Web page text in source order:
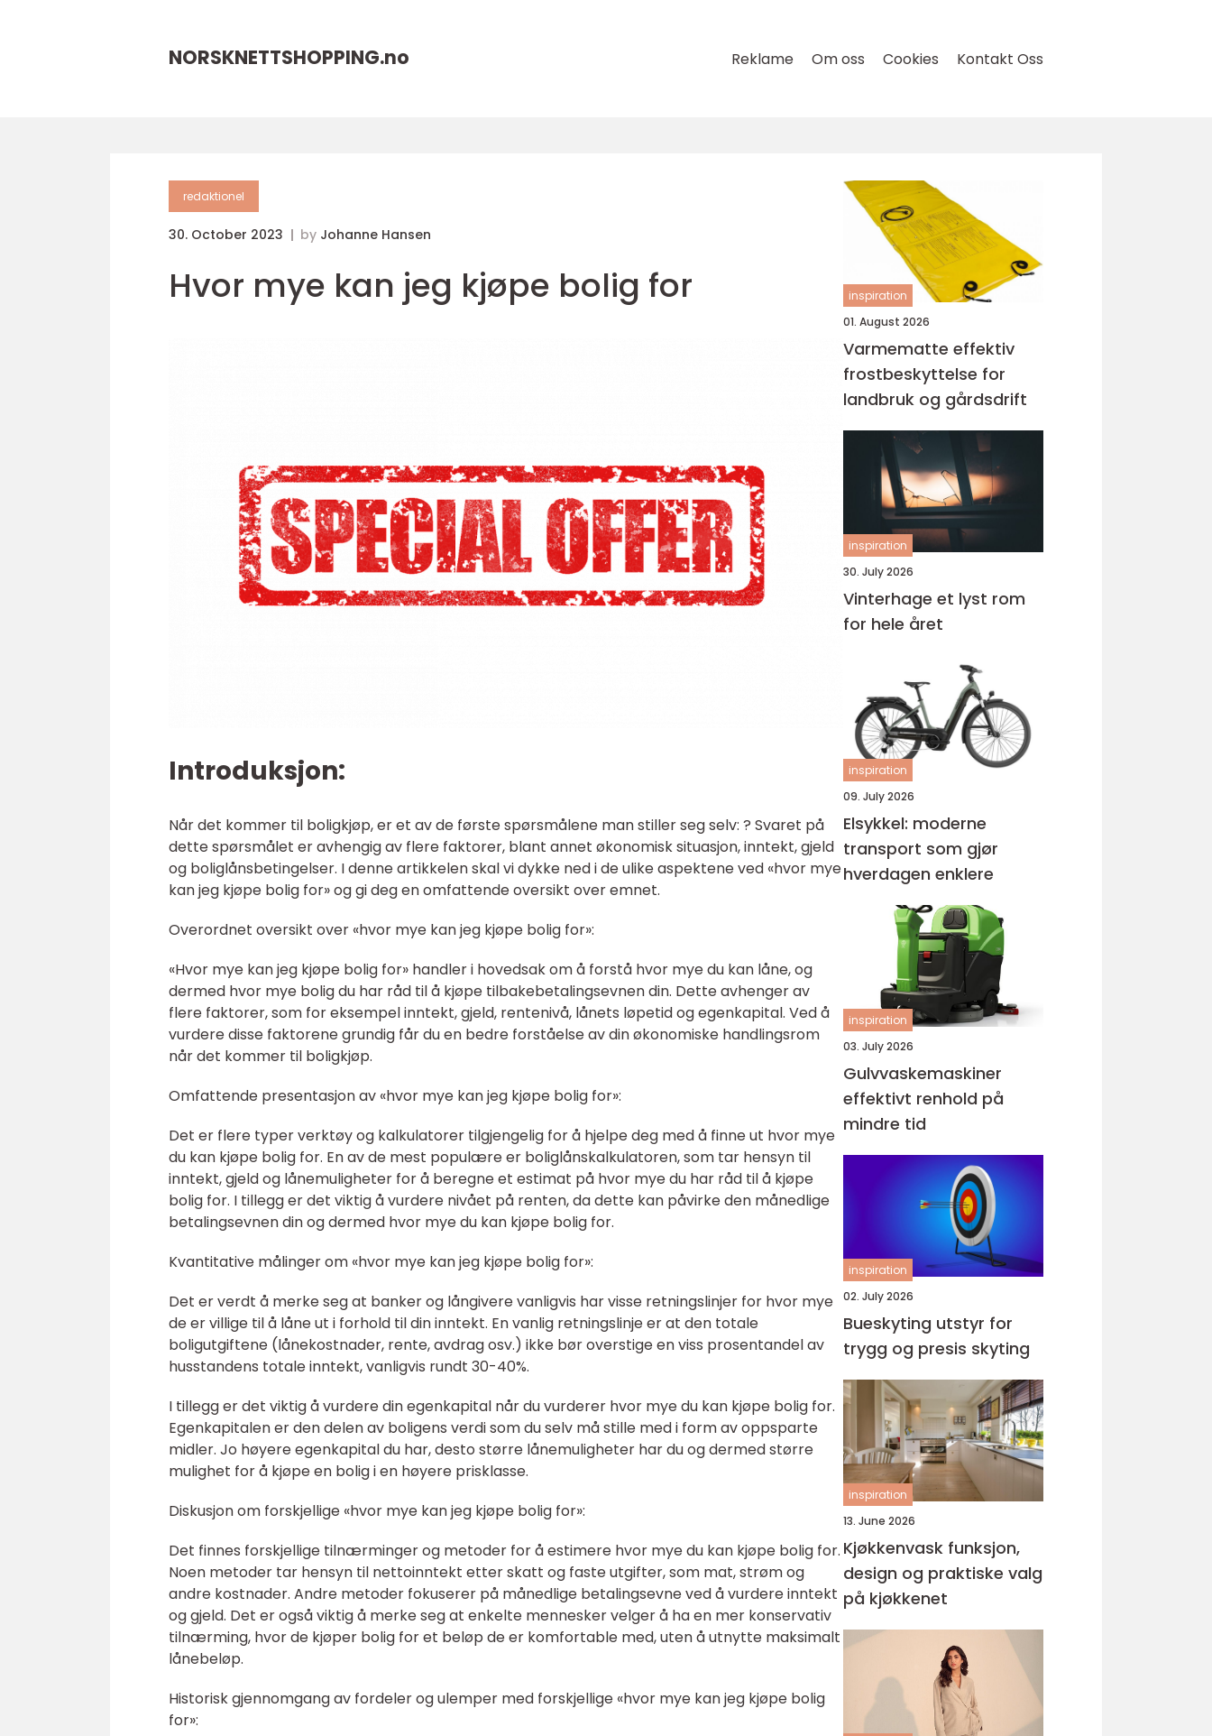
NORSKNETTSHOPPING.no Reklame Om oss Cookies Kontakt Oss
redaktionel
30. October 2023 by Johanne Hansen
Hvor mye kan jeg kjøpe bolig for
Introduksjon:
Når det kommer til boligkjøp, er et av de første spørsmålene man stiller seg selv: ? Svaret på
dette spørsmålet er avhengig av flere faktorer, blant annet økonomisk situasjon, inntekt, gjeld
og boliglånsbetingelser. I denne artikkelen skal vi dykke ned i de ulike aspektene ved «hvor mye
kan jeg kjøpe bolig for» og gi deg en omfattende oversikt over emnet.
Overordnet oversikt over «hvor mye kan jeg kjøpe bolig for»:
«Hvor mye kan jeg kjøpe bolig for» handler i hovedsak om å forstå hvor mye du kan låne, og
dermed hvor mye bolig du har råd til å kjøpe tilbakebetalingsevnen din. Dette avhenger av
flere faktorer, som for eksempel inntekt, gjeld, rentenivå, lånets løpetid og egenkapital. Ved å
vurdere disse faktorene grundig får du en bedre forståelse av din økonomiske handlingsrom
når det kommer til boligkjøp.
Omfattende presentasjon av «hvor mye kan jeg kjøpe bolig for»:
Det er flere typer verktøy og kalkulatorer tilgjengelig for å hjelpe deg med å finne ut hvor mye
du kan kjøpe bolig for. En av de mest populære er boliglånskalkulatoren, som tar hensyn til
inntekt, gjeld og lånemuligheter for å beregne et estimat på hvor mye du har råd til å kjøpe
bolig for. I tillegg er det viktig å vurdere nivået på renten, da dette kan påvirke den månedlige
betalingsevnen din og dermed hvor mye du kan kjøpe bolig for.
Kvantitative målinger om «hvor mye kan jeg kjøpe bolig for»:
Det er verdt å merke seg at banker og långivere vanligvis har visse retningslinjer for hvor mye
de er villige til å låne ut i forhold til din inntekt. En vanlig retningslinje er at den totale
boligutgiftene (lånekostnader, rente, avdrag osv.) ikke bør overstige en viss prosentandel av
husstandens totale inntekt, vanligvis rundt 30-40%.
I tillegg er det viktig å vurdere din egenkapital når du vurderer hvor mye du kan kjøpe bolig for.
Egenkapitalen er den delen av boligens verdi som du selv må stille med i form av oppsparte
midler. Jo høyere egenkapital du har, desto større lånemuligheter har du og dermed større
mulighet for å kjøpe en bolig i en høyere prisklasse.
Diskusjon om forskjellige «hvor mye kan jeg kjøpe bolig for»:
Det finnes forskjellige tilnærminger og metoder for å estimere hvor mye du kan kjøpe bolig for.
Noen metoder tar hensyn til nettoinntekt etter skatt og faste utgifter, som mat, strøm og
andre kostnader. Andre metoder fokuserer på månedlige betalingsevne ved å vurdere inntekt
og gjeld. Det er også viktig å merke seg at enkelte mennesker velger å ha en mer konservativ
tilnærming, hvor de kjøper bolig for et beløp de er komfortable med, uten å utnytte maksimalt
lånebeløp.
Historisk gjennomgang av fordeler og ulemper med forskjellige «hvor mye kan jeg kjøpe bolig
for»:
inspiration
01. August 2026
Varmematte effektiv
frostbeskyttelse for
landbruk og gårdsdrift
inspiration
30. July 2026
Vinterhage et lyst rom
for hele året
inspiration
09. July 2026
Elsykkel: moderne
transport som gjør
hverdagen enklere
inspiration
03. July 2026
Gulvvaskemaskiner
effektivt renhold på
mindre tid
inspiration
02. July 2026
Bueskyting utstyr for
trygg og presis skyting
inspiration
13. June 2026
Kjøkkenvask funksjon,
design og praktiske valg
på kjøkkenet